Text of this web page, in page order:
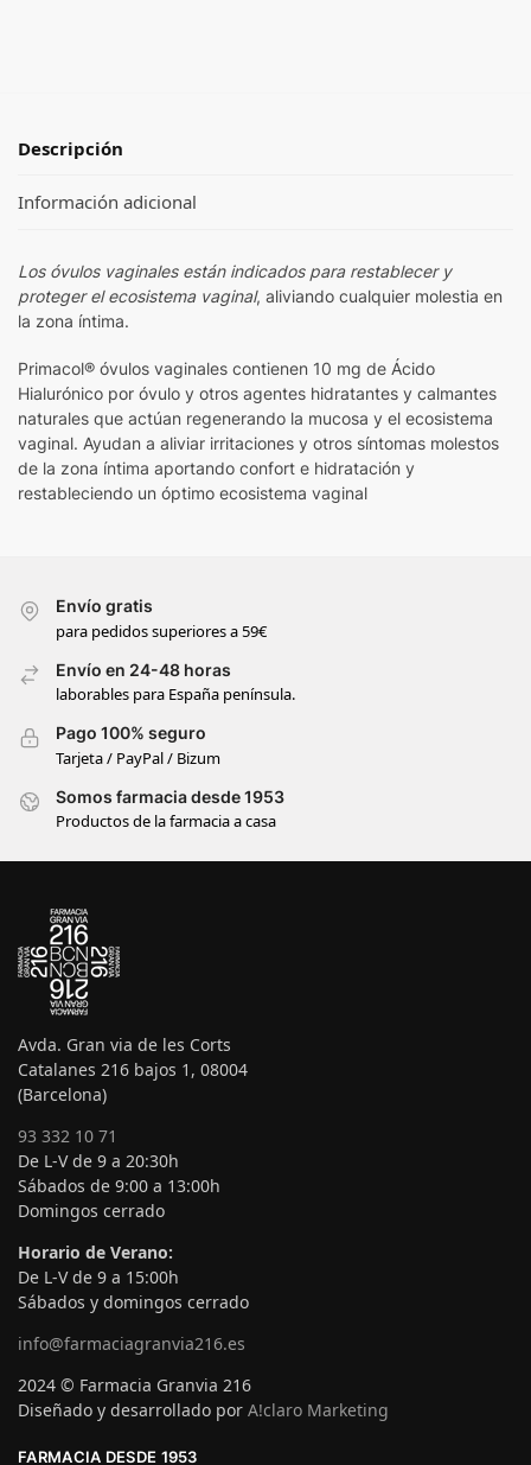
Descripción
Información adicional
Los óvulos vaginales están indicados para restablecer y
proteger el ecosistema vaginal, aliviando cualquier molestia en
la zona íntima.
Primacol® óvulos vaginales contienen 10 mg de Ácido
Hialurónico por óvulo y otros agentes hidratantes y calmantes
naturales que actúan regenerando la mucosa y el ecosistema
vaginal. Ayudan a aliviar irritaciones y otros síntomas molestos
de la zona íntima aportando confort e hidratación y
restableciendo un óptimo ecosistema vaginal
Envío gratis
para pedidos superiores a 59€
Envío en 24-48 horas
laborables para España península.
Pago 100% seguro
Tarjeta / PayPal / Bizum
Somos farmacia desde 1953
Productos de la farmacia a casa
Avda. Gran via de les Corts
Catalanes 216 bajos 1, 08004
(Barcelona)
93 332 10 71
De L-V de 9 a 20:30h
Sábados de 9:00 a 13:00h
Domingos cerrado
Horario de Verano:
De L-V de 9 a 15:00h
Sábados y domingos cerrado
info@farmaciagranvia216.es
2024 © Farmacia Granvia 216
Diseñado y desarrollado por A!claro Marketing
FARMACIA DESDE 1953